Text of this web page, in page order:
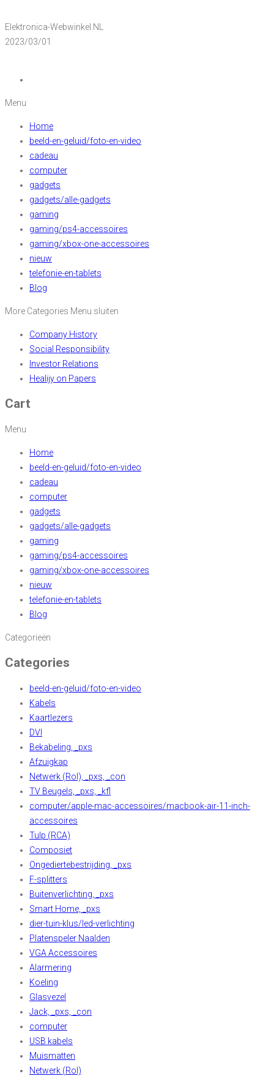
Elektronica-Webwinkel.NL
2023/03/01
Menu
Home
beeld-en-geluid/foto-en-video
cadeau
computer
gadgets
gadgets/alle-gadgets
gaming
gaming/ps4-accessoires
gaming/xbox-one-accessoires
nieuw
telefonie-en-tablets
Blog
More Categories Menu sluiten
Company History
Social Responsibility
Investor Relations
Healijy on Papers
Cart
Menu
Home
beeld-en-geluid/foto-en-video
cadeau
computer
gadgets
gadgets/alle-gadgets
gaming
gaming/ps4-accessoires
gaming/xbox-one-accessoires
nieuw
telefonie-en-tablets
Blog
Categorieën
Categories
beeld-en-geluid/foto-en-video
Kabels
Kaartlezers
DVI
Bekabeling, _pxs
Afzuigkap
Netwerk (Rol), _pxs, _con
TV Beugels, _pxs, _kfl
computer/apple-mac-accessoires/macbook-air-11-inch-
accessoires
Tulp (RCA)
Composiet
Ongediertebestrijding, _pxs
F-splitters
Buitenverlichting, _pxs
Smart Home, _pxs
dier-tuin-klus/led-verlichting
Platenspeler Naalden
VGA Accessoires
Alarmering
Koeling
Glasvezel
Jack, _pxs, _con
computer
USB kabels
Muismatten
Netwerk (Rol)